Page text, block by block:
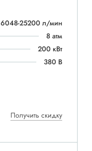
6048-25200 л/мин
8 атм
200 кВт
380 В
Получить скидку